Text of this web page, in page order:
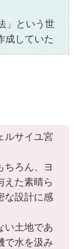
」という世
成していた
ルサイユ宮
ちろん、ヨ
えた素晴ら
な設計に感
い土地であ
で水を汲み